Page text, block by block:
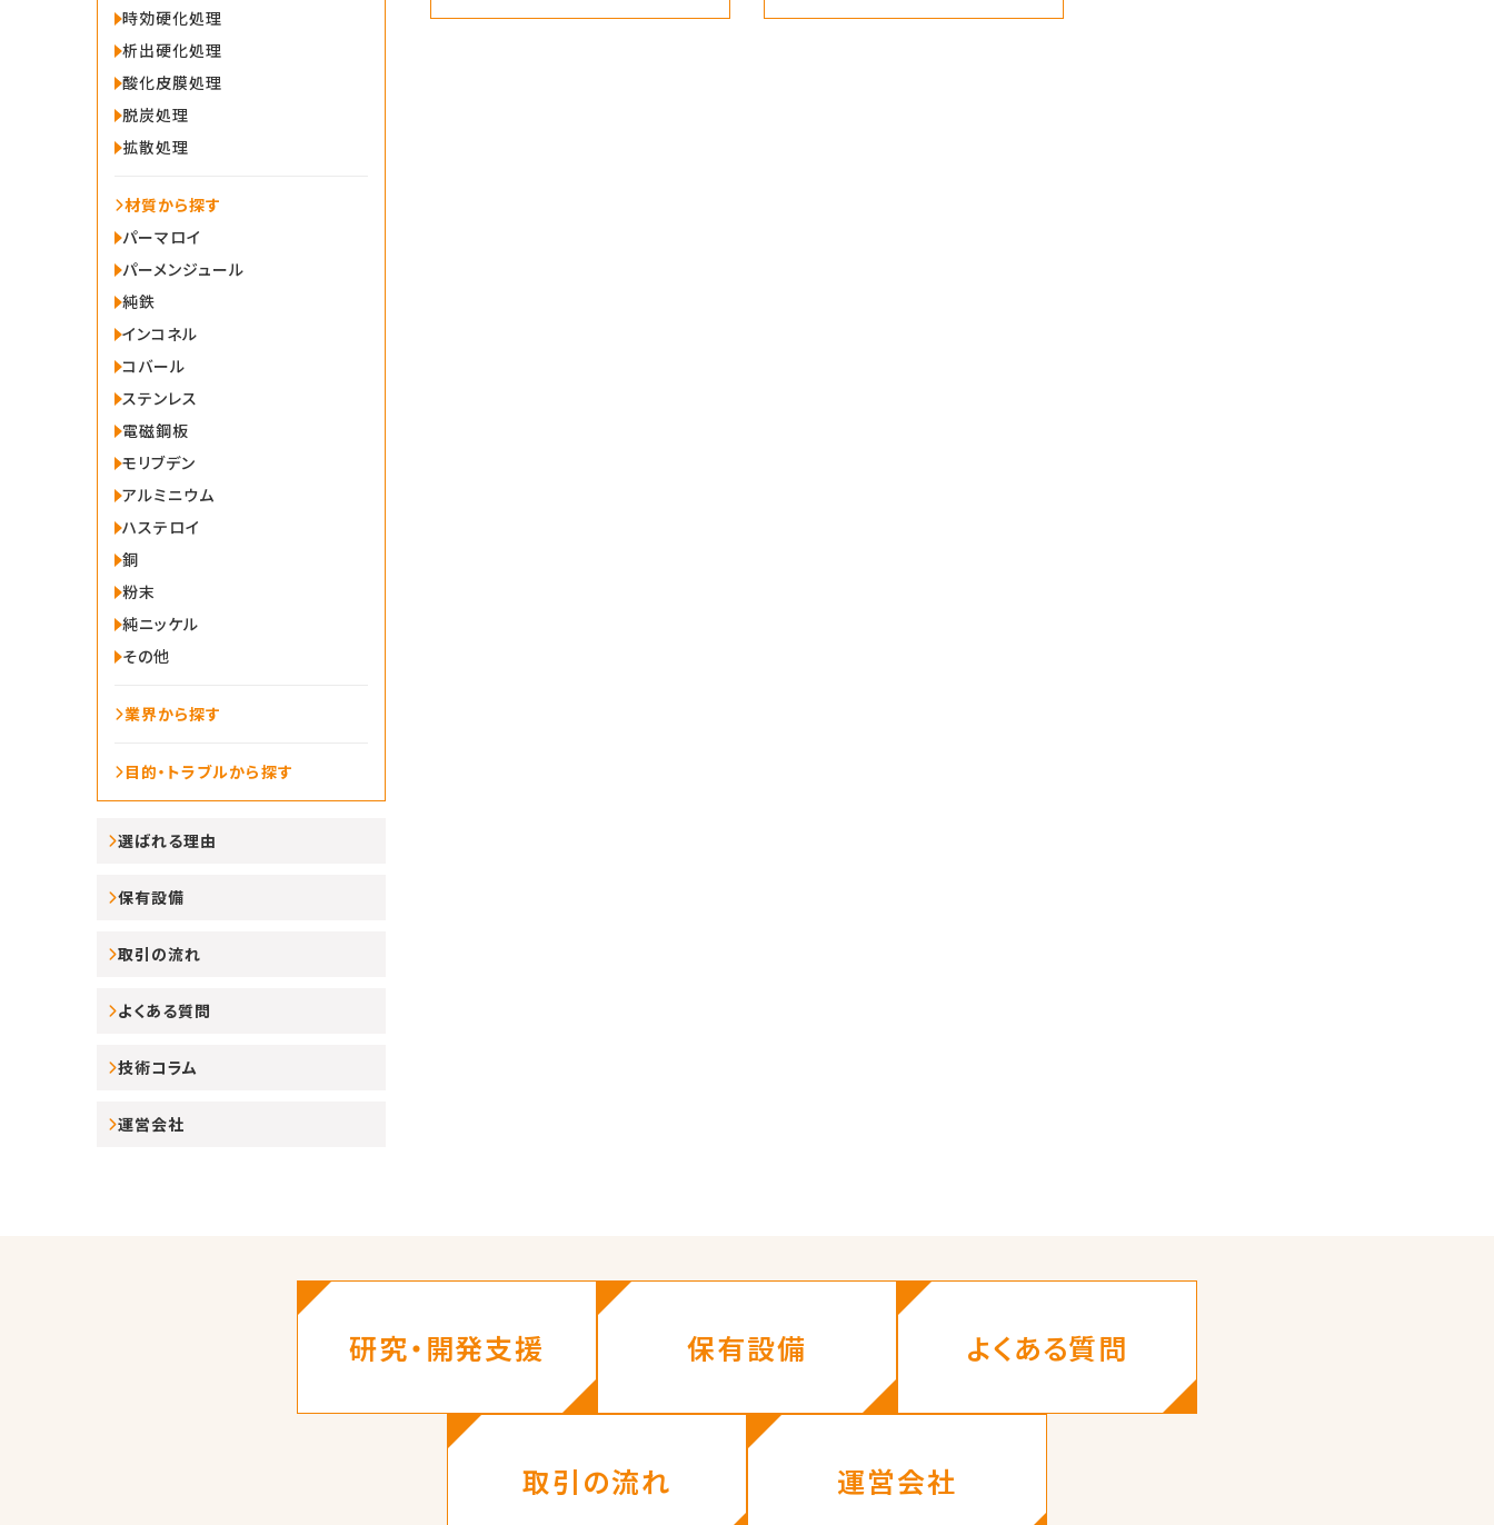
時効硬化処理
析出硬化処理
酸化皮膜処理
脱炭処理
拡散処理
材質から探す
パーマロイ
パーメンジュール
純鉄
インコネル
コバール
ステンレス
電磁鋼板
モリブデン
アルミニウム
ハステロイ
銅
粉末
純ニッケル
その他
業界から探す
目的・トラブルから探す
選ばれる理由
保有設備
取引の流れ
よくある質問
技術コラム
運営会社
研究・開発支援 保有設備 よくある質問
取引の流れ 運営会社